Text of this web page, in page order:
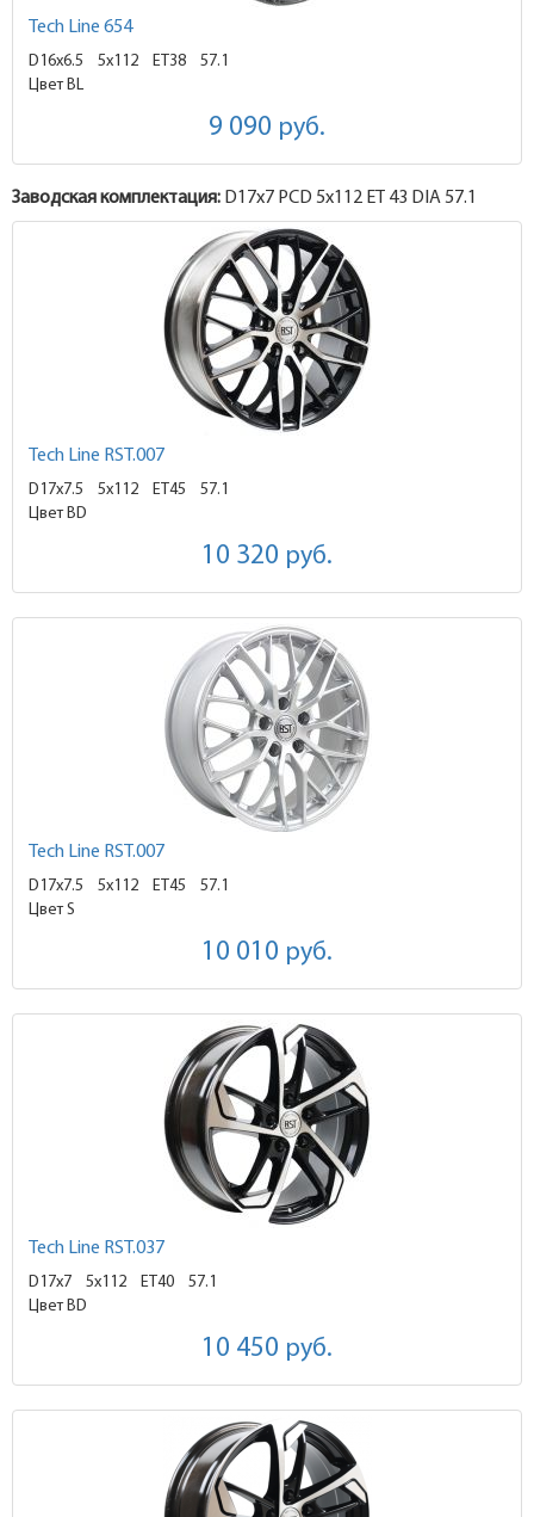
Tech Line 654
D16x6.5 5x112 ET38
57.1
Цвет BL
9 090 руб.
Заводская комплектация: D17x7 PCD 5x112 ET 43 DIA 57.1
Tech Line RST.007
D17x7.5 5x112 ET45
57.1
Цвет BD
10 320 руб.
Tech Line RST.007
D17x7.5 5x112 ET45
57.1
Цвет S
10 010 руб.
Tech Line RST.037
D17x7 5x112 ET40
57.1
Цвет BD
10 450 руб.